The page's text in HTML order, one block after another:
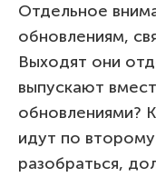
Отдельное
обновлениям,
Выходят они
выпускают
обновлениями?
идут по
разобраться,